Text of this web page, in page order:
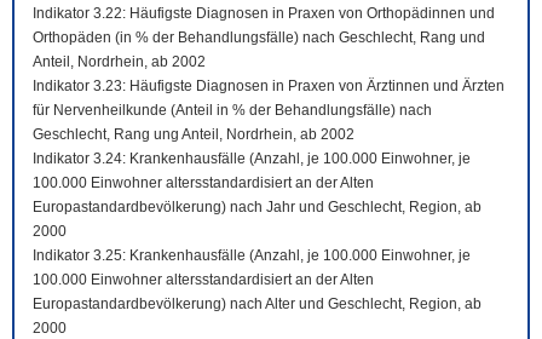
Indikator 3.22: Häufigste Diagnosen in Praxen von Orthopädinnen und
Orthopäden (in % der Behandlungsfälle) nach Geschlecht, Rang und
Anteil, Nordrhein, ab 2002
Indikator 3.23: Häufigste Diagnosen in Praxen von Ärztinnen und Ärzten
für Nervenheilkunde (Anteil in % der Behandlungsfälle) nach
Geschlecht, Rang ung Anteil, Nordrhein, ab 2002
Indikator 3.24: Krankenhausfälle (Anzahl, je 100.000 Einwohner, je
100.000 Einwohner altersstandardisiert an der Alten
Europastandardbevölkerung) nach Jahr und Geschlecht, Region, ab
2000
Indikator 3.25: Krankenhausfälle (Anzahl, je 100.000 Einwohner, je
100.000 Einwohner altersstandardisiert an der Alten
Europastandardbevölkerung) nach Alter und Geschlecht, Region, ab
2000